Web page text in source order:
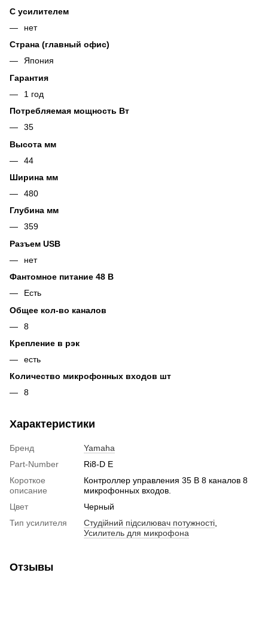
С усилителем
нет
Страна (главный офис)
Япония
Гарантия
1 год
Потребляемая мощность Вт
35
Высота мм
44
Ширина мм
480
Глубина мм
359
Разъем USB
нет
Фантомное питание 48 В
Есть
Общее кол-во каналов
8
Крепление в рэк
есть
Количество микрофонных входов шт
8
Характеристики
Бренд
Yamaha
Part-Number
Ri8-D E
Короткое
описание
Контроллер управления 35 В 8 каналов 8
микрофонных входов.
Цвет
Черный
Тип усилителя
Студійний підсилювач потужності,
Усилитель для микрофона
Отзывы